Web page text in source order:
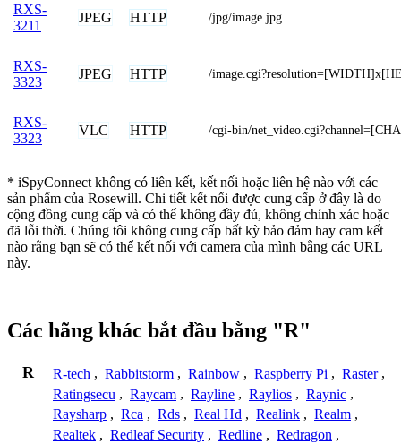
RXS-
3211
JPEG HTTP /jpg/image.jpg
RXS-
3323
JPEG HTTP /
RXS-
3323
VLC HTTP /cgi-bin/
* iSpyConnect không có liên kết, kết nối hoặc liên hệ nào với các
sản phẩm của Rosewill. Chi tiết kết nối được cung cấp ở đây là do
cộng đồng cung cấp và có thể không đầy đủ, không chính xác hoặc
đã lỗi thời. Chúng tôi không cung cấp bất kỳ bảo đảm hay cam kết
nào rằng bạn sẽ có thể kết nối với camera của mình bằng các URL
này.
Các hãng khác bắt đầu bằng "R"
R R-tech , Rabbitstorm , Rainbow , Raspberry Pi , Raster ,
Ratingsecu , Raycam , Rayline , Raylios , Raynic ,
Raysharp , Rca , Rds , Real Hd , Realink , Realm ,
Realtek , Redleaf Security , Redline , Redragon ,